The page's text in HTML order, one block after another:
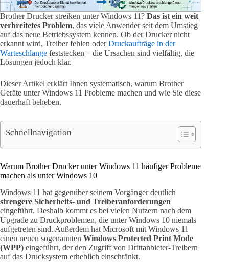
Brother Drucker streiken unter Windows 11? Das ist ein weit
verbreitetes Problem, das viele Anwender seit dem Umstieg
auf das neue Betriebssystem kennen. Ob der Drucker nicht
erkannt wird, Treiber fehlen oderDruckaufträge in der
Warteschlange feststecken – die Ursachen sind vielfältig, die
Lösungen jedoch klar.
Dieser Artikel erklärt Ihnen systematisch, warum Brother
Geräte unter Windows 11 Probleme machen und wie Sie diese
dauerhaft beheben.
Schnellnavigation
Warum Brother Drucker unter Windows 11 häufiger Probleme
machen als unter Windows 10
Windows 11 hat gegenüber seinem Vorgänger deutlich
strengere Sicherheits- und Treiberanforderungen
eingeführt. Deshalb kommt es bei vielen Nutzern nach dem
Upgrade zu Druckproblemen, die unter Windows 10 niemals
aufgetreten sind. Außerdem hat Microsoft mit Windows 11
einen neuen sogenannten Windows Protected Print Mode
(WPP) eingeführt, der den Zugriff von Drittanbieter-Treibern
auf das Drucksystem erheblich einschränkt.